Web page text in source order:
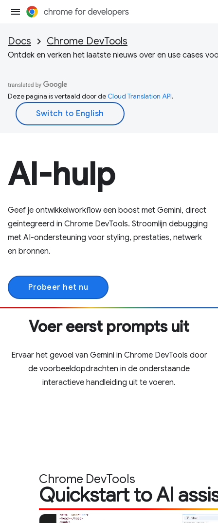
Docs Chrome DevTools
Ontdek en verken het laatste nieuws over en use cases
Deze pagina is vertaald door deCloud Translation API.
AI-hulp
Geef je ontwikkelworkflow een boost met Gemini, direct
geïntegreerd in Chrome DevTools. Stroomlijn debugging
met AI-ondersteuning voor styling, prestaties, netwerk
en bronnen.
Probeer het nu
Voer eerst prompts uit
Ervaar het gevoel van Gemini in Chrome DevTools door
de voorbeeldopdrachten in de onderstaande
interactieve handleiding uit te voeren.